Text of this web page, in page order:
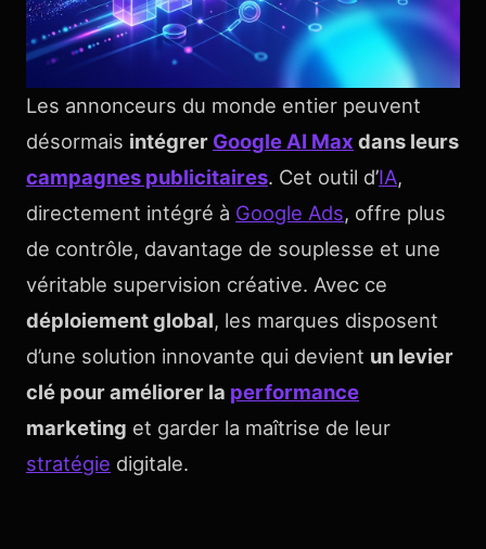
Les annonceurs du monde entier peuvent
désormais intégrer Google AI Max dans leurs
campagnes publicitaires. Cet outil d’IA,
directement intégré à Google Ads, offre plus
de contrôle, davantage de souplesse et une
véritable supervision créative. Avec ce
déploiement global, les marques disposent
d’une solution innovante qui devient un levier
clé pour améliorer la performance
marketing et garder la maîtrise de leur
stratégie digitale.